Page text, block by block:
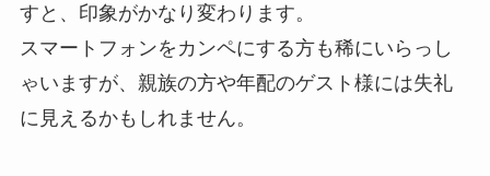
すと、印象がかなり変わります。
スマートフォンをカンペにする方も稀にいらっし
ゃいますが、親族の方や年配のゲスト様には失礼
に見えるかもしれません。